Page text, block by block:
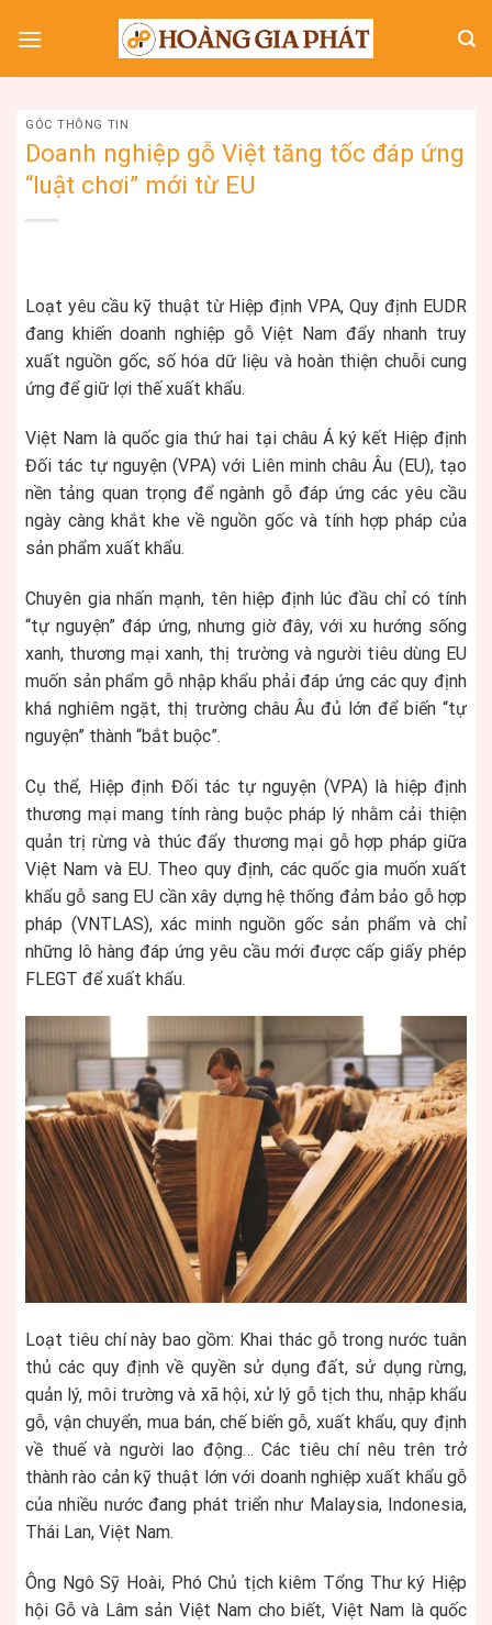
GÓC THÔNG TIN
Doanh nghiệp gỗ Việt tăng tốc đáp ứng
“luật chơi” mới từ EU
Loạt yêu cầu kỹ thuật từ Hiệp định VPA, Quy định EUDR
đang khiến doanh nghiệp gỗ Việt Nam đẩy nhanh truy
xuất nguồn gốc, số hóa dữ liệu và hoàn thiện chuỗi cung
ứng để giữ lợi thế xuất khẩu.
Việt Nam là quốc gia thứ hai tại châu Á ký kết Hiệp định
Đối tác tự nguyện (VPA) với Liên minh châu Âu (EU), tạo
nền tảng quan trọng để ngành gỗ đáp ứng các yêu cầu
ngày càng khắt khe về nguồn gốc và tính hợp pháp của
sản phẩm xuất khẩu.
Chuyên gia nhấn mạnh, tên hiệp định lúc đầu chỉ có tính
“tự nguyện” đáp ứng, nhưng giờ đây, với xu hướng sống
xanh, thương mại xanh, thị trường và người tiêu dùng EU
muốn sản phẩm gỗ nhập khẩu phải đáp ứng các quy định
khá nghiêm ngặt, thị trường châu Âu đủ lớn để biến “tự
nguyện” thành “bắt buộc”.
Cụ thể, Hiệp định Đối tác tự nguyện (VPA) là hiệp định
thương mại mang tính ràng buộc pháp lý nhằm cải thiện
quản trị rừng và thúc đẩy thương mại gỗ hợp pháp giữa
Việt Nam và EU. Theo quy định, các quốc gia muốn xuất
khẩu gỗ sang EU cần xây dựng hệ thống đảm bảo gỗ hợp
pháp (VNTLAS), xác minh nguồn gốc sản phẩm và chỉ
những lô hàng đáp ứng yêu cầu mới được cấp giấy phép
FLEGT để xuất khẩu.
Loạt tiêu chí này bao gồm: Khai thác gỗ trong nước tuân
thủ các quy định về quyền sử dụng đất, sử dụng rừng,
quản lý, môi trường và xã hội, xử lý gỗ tịch thu, nhập khẩu
gỗ, vận chuyển, mua bán, chế biến gỗ, xuất khẩu, quy định
về thuế và người lao động… Các tiêu chí nêu trên trở
thành rào cản kỹ thuật lớn với doanh nghiệp xuất khẩu gỗ
của nhiều nước đang phát triển như Malaysia, Indonesia,
Thái Lan, Việt Nam.
Ông Ngô Sỹ Hoài, Phó Chủ tịch kiêm Tổng Thư ký Hiệp
hội Gỗ và Lâm sản Việt Nam cho biết, Việt Nam là quốc